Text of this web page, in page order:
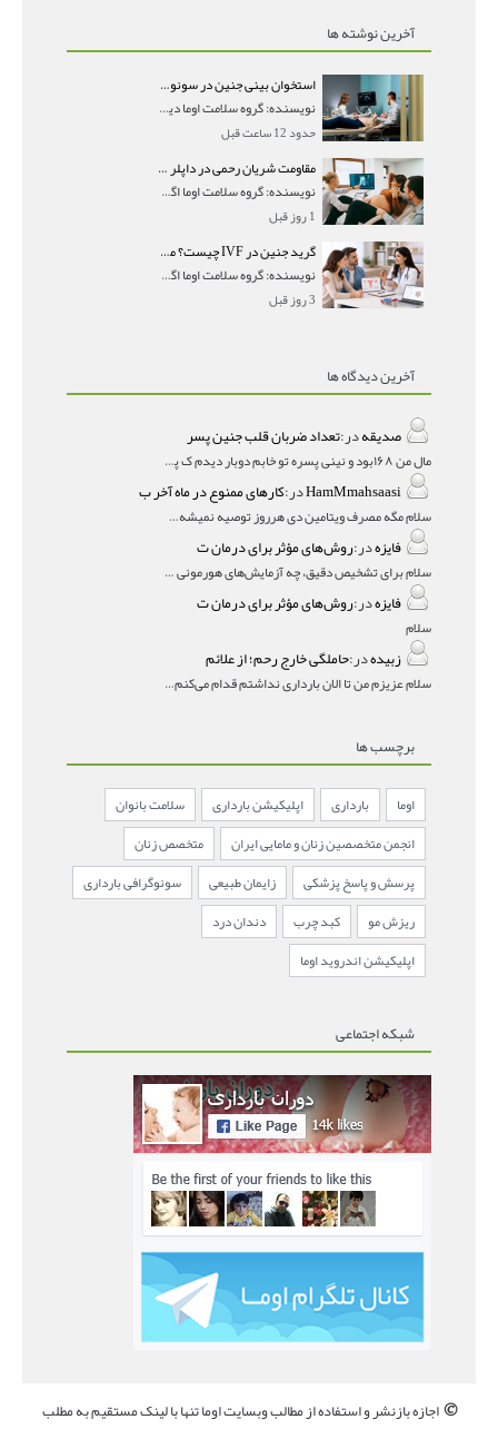
آخرین نوشته ها
استخوان بینی جنین در سونوگرافی؛ دیده نشدن یا دیر تشکیل شدن آن چه معنایی دارد؟
نویسنده: گروه سلامت اوما دیده نشدن استخوان بینی جن
حدود 12 ساعت قبل
مقاومت شریان رحمی در داپلر بارداری؛ PI و RI نرمال و تأثیر آن بر جنین
نویسنده: گروه سلامت اوما اگر در جواب سونوگرافی داپ
1 روز قبل
گرید جنین در IVF چیست؟ معنی AA، AB و BB و شانس موفقیت هر گرید
نویسنده: گروه سلامت اوما اگر در گزارش IVF با عباراتی
3 روز قبل
آخرین دیدگاه ها
صدیقهدر:تعداد ضربان قلب جنین پسر
مال من ۱۶۸بود و نینی پسره تو خابم دوبار دیدم ک پسره
HamMmahsaasiدر:کارهای ممنوع در ماه آخر ب
سلام مگه مصرف ویتامین دی هرروز توصیه نمیشه؟درمقاله میگه
فایزهدر:روش‌های مؤثر برای درمان ت
سلام برای تشخیص دقیق، چه آزمایش‌های هورمونی و چه سونوگر
فایزهدر:روش‌های مؤثر برای درمان ت
سلام
زبیدهدر:حاملگی خارج رحم؛ از علائم
سلام عزیزم من تا الان بارداری نداشتم قدام می‌کنم باردار
برچسب ها
اوما بارداری اپلیکیشن بارداری
سلامت بانوان
انجمن متخصصین زنان و مامایی ایران
متخصص زنان
پرسش و پاسخ پزشکی
زایمان طبیعی
سونوگرافی بارداری
ریزش مو
کبد چرب
دندان درد
اپلیکیشن اندروید اوما
شبکه اجتماعی
©اجازه بازنشر و استفاده از مطالب وبسایت اوما تنها با لینک مستقیم به مطلب